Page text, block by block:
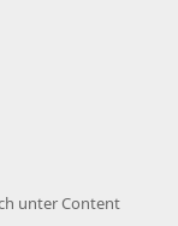
unter Content